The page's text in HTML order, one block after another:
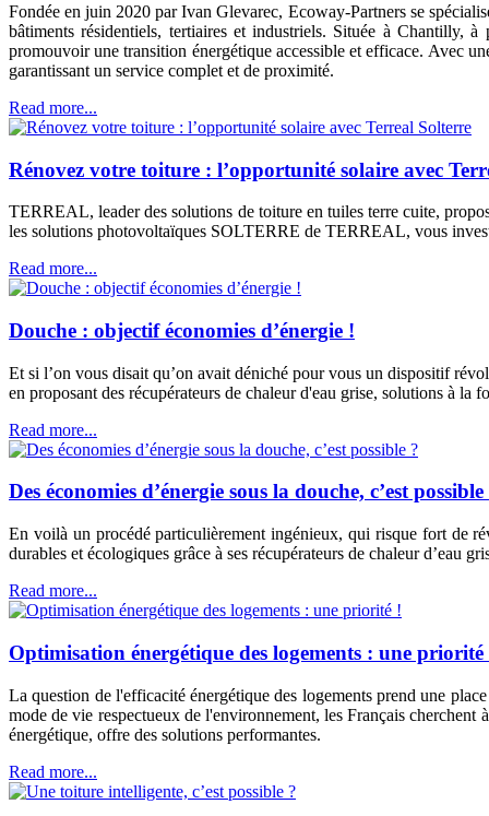
Fondée en juin 2020 par Ivan Glevarec, Ecoway-Partners se
bâtiments résidentiels, tertiaires et industriels. Située à
promouvoir une transition énergétique accessible et efficace. Avec
garantissant un service complet et de proximité.
Read more...
Rénovez votre toiture : l’opportunité solaire avec
TERREAL, leader des solutions de toiture en tuiles terre cuite,
les solutions photovoltaïques SOLTERRE de TERREAL, vous
Read more...
Douche : objectif économies d’énergie !
Et si l’on vous disait qu’on avait déniché pour vous un dispositif
en proposant des récupérateurs de chaleur d'eau grise, solutions à la
Read more...
Des économies d’énergie sous la douche, c’est possible
En voilà un procédé particulièrement ingénieux, qui risque fort de
durables et écologiques grâce à ses récupérateurs de chaleur d’eau
Read more...
Optimisation énergétique des logements : une priorité
La question de l'efficacité énergétique des logements prend une
mode de vie respectueux de l'environnement, les Français
énergétique, offre des solutions performantes.
Read more...